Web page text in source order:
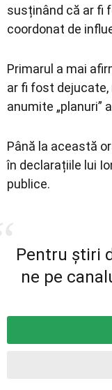
susținând că ar fi
coordonat de
Primarul a mai
ar fi fost
anumite „planuri”
Până la această
în declarațiile lui
publice.
Pentru știri
ne pe